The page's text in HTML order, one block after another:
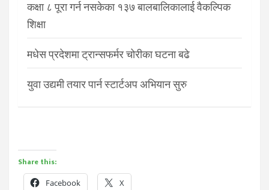
कक्षा ८ पूरा गर्न नसकेका १३७ बालबालिकालाई वैकल्पिक
शिक्षा
मधेस प्रदेशमा ट्रान्सफर्मर चोरीका घटना बढे
युवा उद्यमी तयार पार्न स्टार्टअप अभियान सुरु
Share this:
Facebook X